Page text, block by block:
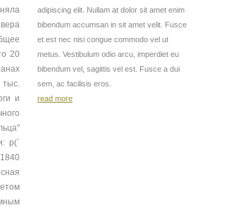
20
и
p(`
adipiscing elit. Nullam at dolor sit amet enim
bibendum accumsan in sit amet velit. Fusce
et est nec nisi congue commodo vel ut
metus. Vestibulum odio arcu, imperdiet eu
bibendum vel, sagittis vel est. Fusce a dui
sem, ac facilisis eros.
read more